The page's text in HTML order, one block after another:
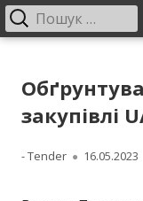
контенту
Головне
закупівлі
Автор
- Tender 16.05.2023